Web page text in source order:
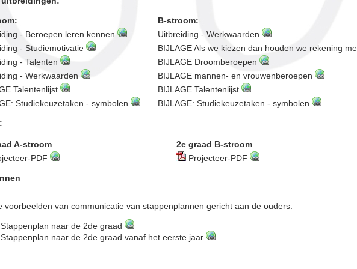
B-stroom:
- Beroepen leren kennen
Uitbreiding - Werkwaarden
- Studiemotivatie
BIJLAGE Als we kiezen dan houden we rekening
- Talenten
BIJLAGE Droomberoepen
- Werkwaarden
BIJLAGE mannen- en vrouwenberoepen
Talentenlijst
BIJLAGE Talentenlijst
Studiekeuzetaken - symbolen
BIJLAGE: Studiekeuzetaken - symbolen
A-stroom
2e graad B-stroom
PDF
Projecteer-PDF
voorbeelden van communicatie van stappenplannen gericht aan de ouders.
Stappenplan naar de 2de graad
Stappenplan naar de 2de graad vanaf het eerste jaar